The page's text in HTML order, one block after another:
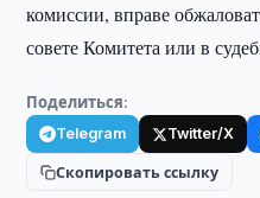
комиссии, вправе
совете Комитета или в
Поделиться:
Telegram Twitter/X
Скопировать ссылку